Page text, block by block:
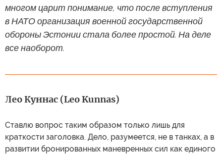
многом царит понимание, что после вступления
в НАТО организация военной государственной
обороны Эстонии стала более простой. На деле
все наоборот.
Лео Куннас (Leo Kunnas)
Ставлю вопрос таким образом только лишь для
краткости заголовка. Дело, разумеется, не в танках, а в
развитии бронированных маневренных сил как единого